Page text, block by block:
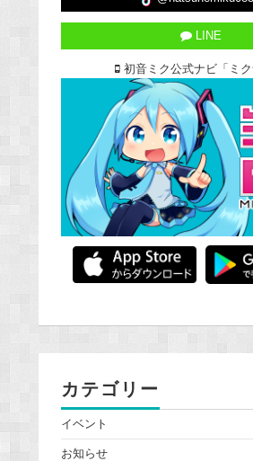
LINE
初音ミク公式ナビ「ミク
カテゴリー
イベント
お知らせ